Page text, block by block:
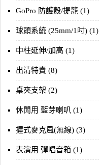
GoPro 防護殼/提籠 (1)
球頭系統 (25mm/1吋) (1)
中柱延伸/加高 (1)
出清特賣 (8)
桌夾支架 (2)
休閒用 藍芽喇叭 (1)
握式麥克風(無線) (3)
表演用 彈唱音箱 (1)